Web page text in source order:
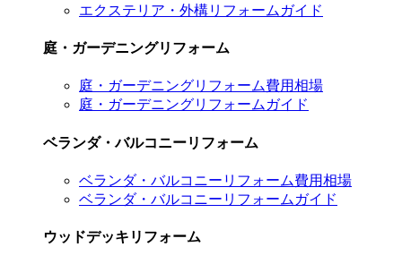
エクステリア・外構リフォームガイド
庭・ガーデニングリフォーム
庭・ガーデニングリフォーム費用相場
庭・ガーデニングリフォームガイド
ベランダ・バルコニーリフォーム
ベランダ・バルコニーリフォーム費用相場
ベランダ・バルコニーリフォームガイド
ウッドデッキリフォーム